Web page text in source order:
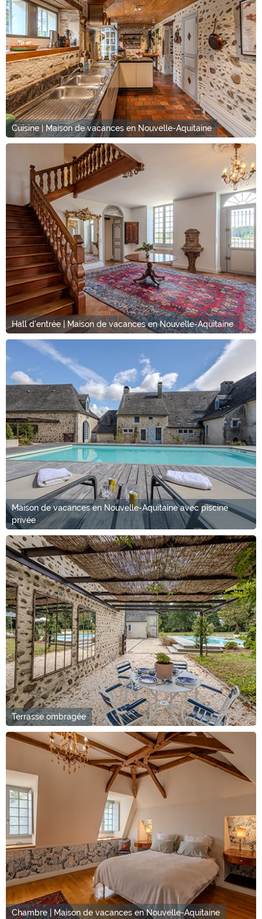
Cuisine | Maison de vacances en Nouvelle-Aquitaine
Hall d'entrée | Maison de vacances en Nouvelle-Aquitaine
Maison de vacances en Nouvelle-Aquitaine avec piscine
privée
Terrasse ombragée
Chambre | Maison de vacances en Nouvelle-Aquitaine